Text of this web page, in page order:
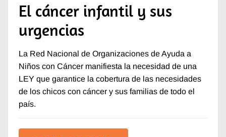
El cáncer infantil y sus
urgencias
La Red Nacional de Organizaciones de Ayuda a
Niños con Cáncer manifiesta la necesidad de una
LEY que garantice la cobertura de las necesidades
de los chicos con cáncer y sus familias de todo el
país.